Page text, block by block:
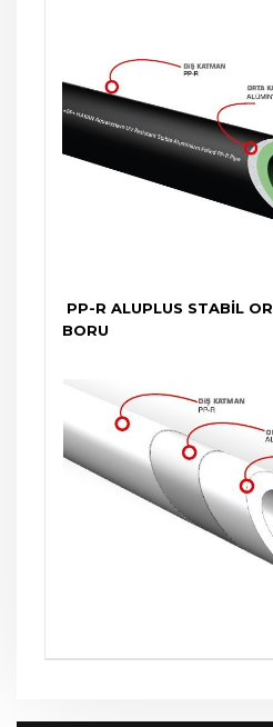
PP-R ALUPLUS STABİL
BORU